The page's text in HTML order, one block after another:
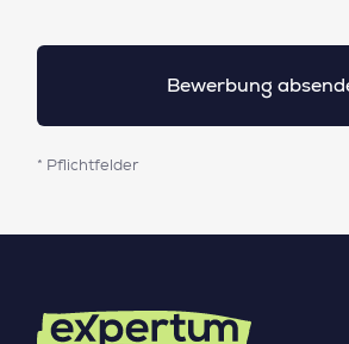
* Pflichtfelder